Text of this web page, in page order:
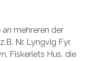
an mehreren der
Nr. Lyngvig Fyr,
Fiskeriets Hus, die